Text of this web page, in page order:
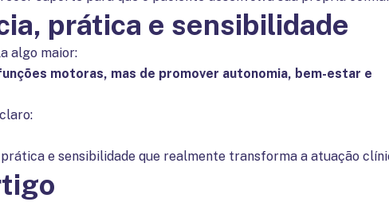
prática e sensibilidade
algo maior:
motoras, mas de promover autonomia, bem-estar e
e sensibilidade que realmente transforma a atuação